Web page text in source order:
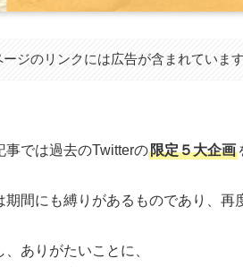
ージのリンクには広告が含まれています
事では過去のTwitterの限定５大企画
期間にも縛りがあるものであり、再
、ありがたいことに、